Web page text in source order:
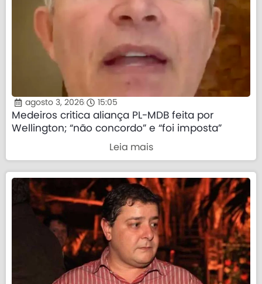
agosto 3, 2026 15:05
Medeiros critica aliança PL-MDB feita por
Wellington; “não concordo” e “foi imposta”
Leia mais